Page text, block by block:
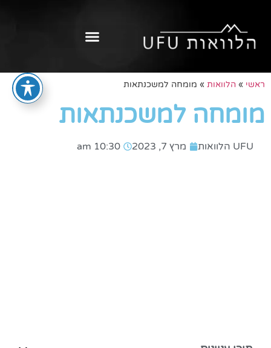
ראשי » הלוואות » מומחה למשכנתאות
מומחה למשכנתאות
UFU הלוואות מרץ 7, 2023 10:30 am